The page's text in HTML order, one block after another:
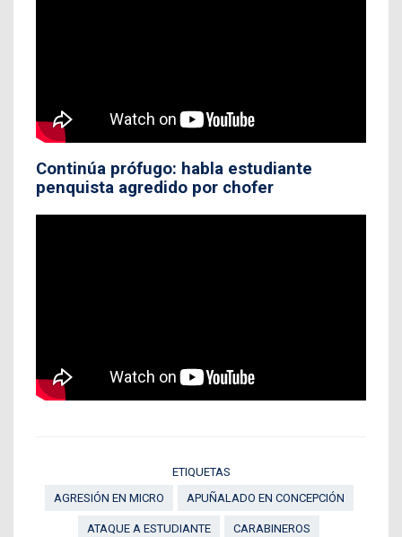
Continúa prófugo: habla estudiante
penquista agredido por chofer
ETIQUETAS
AGRESIÓN EN MICRO
APUÑALADO EN CONCEPCIÓN
ATAQUE A ESTUDIANTE CARABINEROS